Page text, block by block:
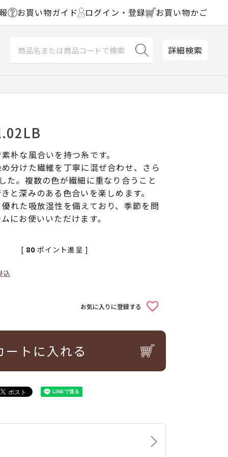
お買い物ガイド ログイン・登録 お買い物かご
詳細検索
朴な風合いを持つ糸です。
分けた繊維を丁寧に混ぜ合わせ、さら
た。複数の色が繊細に重なり合うこと
と深みのある色合いを楽しめます。
れた吸放湿性を備えており、季節を問
にお使いいただけます。
込
[ 80 ポイント進呈 ]
お気に入りに登録する
ートに入れる